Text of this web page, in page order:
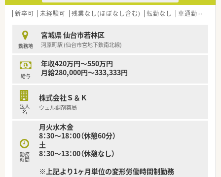
新卒可 未経験可 残業なし(ほぼなし含む) 転勤なし 車通勤可
勤務地
宮城県 仙台市若林区
河原町駅 (仙台市営地下鉄南北線)
給与
年収420万円～550万円
月給280,000円～333,333円
法人
名
株式会社Ｓ＆Ｋ
ウェル調剤薬局
勤務
時間
月火水木金
8：30～18：00（休憩60分）
土
8：30～13：00（休憩なし）
※上記より1ヶ月単位の変形労働時間制勤務